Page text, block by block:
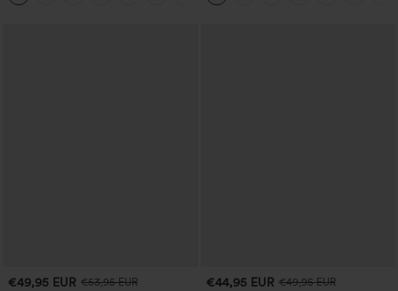
€49,95 EUR €53,95 EUR
€44,95 EUR €49,95 EUR